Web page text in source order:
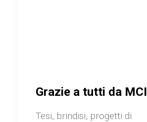
Grazie a tutti da MCI
Tesi, brindisi, progetti di